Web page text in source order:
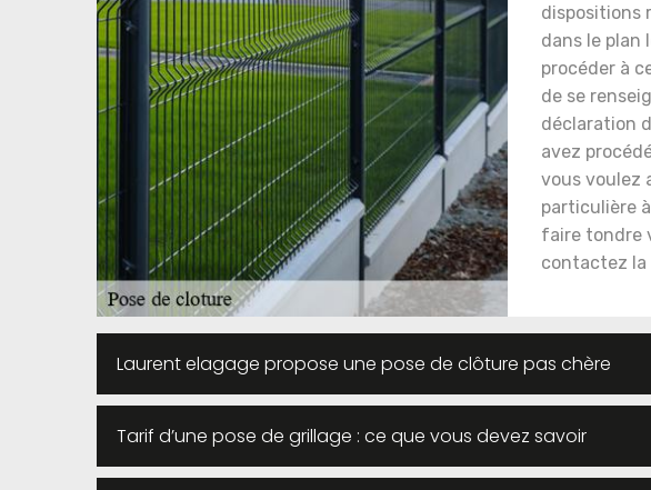
dispositions
dans le plan
procéder à
de se
déclaration
avez
vous voulez
particulière
faire tondre
contactez la
Laurent elagage propose une pose de clôture pas chère
Tarif d’une pose de grillage : ce que vous devez savoir